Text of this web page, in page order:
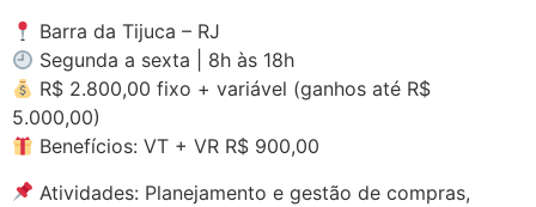
Barra da Tijuca – RJ
Segunda a sexta | 8h às 18h
R$ 2.800,00 fixo + variável (ganhos até R$
5.000,00)
Benefícios: VT + VR R$ 900,00
Atividades: Planejamento e gestão de compras,